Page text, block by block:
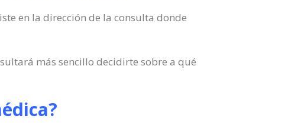
en la dirección de la consulta donde
más sencillo decidirte sobre a qué